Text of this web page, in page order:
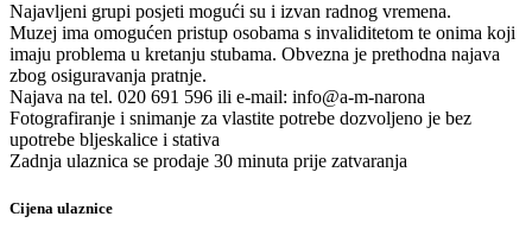
Najavljeni grupi posjeti mogući su i izvan radnog vremena.
Muzej ima omogućen pristup osobama s invaliditetom te onima koji
imaju problema u kretanju stubama. Obvezna je prethodna najava
zbog osiguravanja pratnje.
Najava na tel. 020 691 596 ili e-mail: info@a-m-narona
Fotografiranje i snimanje za vlastite potrebe dozvoljeno je bez
upotrebe bljeskalice i stativa
Zadnja ulaznica se prodaje 30 minuta prije zatvaranja
Cijena ulaznice